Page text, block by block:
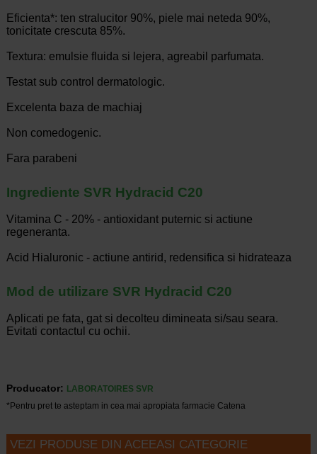
Eficienta*: ten stralucitor 90%, piele mai neteda 90%,
tonicitate crescuta 85%.
Textura: emulsie fluida si lejera, agreabil parfumata.
Testat sub control dermatologic.
Excelenta baza de machiaj
Non comedogenic.
Fara parabeni
Ingrediente SVR Hydracid C20
Vitamina C - 20% - antioxidant puternic si actiune
regeneranta.
Acid Hialuronic - actiune antirid, redensifica si hidrateaza
Mod de utilizare SVR Hydracid C20
Aplicati pe fata, gat si decolteu dimineata si/sau seara.
Evitati contactul cu ochii.
Producator:
LABORATOIRES SVR
*Pentru pret te asteptam in cea mai apropiata farmacie Catena
VEZI PRODUSE DIN ACEEASI CATEGORIE